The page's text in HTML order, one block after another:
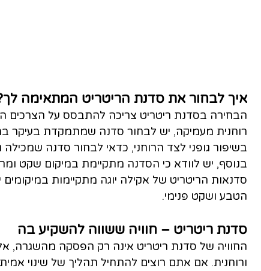
איך לבחור את סדנת הריטריט המתאימה
הבחירה בסדנת ריטריט צריכה להתבסס על הצרכים
רוחנית מעמיקה, יש לבחור סדנה שמתמקדת בעיקר
בשיפור גופני לצד הרוחני, כדאי לבחור סדנה שמכילה
בנוסף, יש לוודא כי הסדנה מתקיימת במיקום שקט
סדנאות הריטריט של אקילה יוגה מתקיימות
הטבע ושקט פנימי.
סדנת ריטריט – חוויה ששווה להשקיע בה
החוויה של סדנת ריטריט אינה רק הפסקה מהשגרה,
ורוחנית. אם אתם רוצים להתחיל תהליך של שינוי